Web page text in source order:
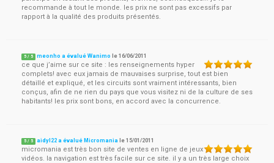
recommande à tout le monde. les prix ne sont pas excessifs par
rapport à la qualité des produits présentés.
5 / 5 meonho a évalué Wanimo le16/06/2011
ce que j’aime sur ce site : les renseignements hyper
complets! avec eux jamais de mauvaises surprise, tout est bien
détaillé et expliqué, et les circuits sont vraiment intéressants, bien
conçus, afin de ne rien du pays que vous visitez ni de la culture de ses
habitants! les prix sont bons, en accord avec la concurrence.
5 / 5 aidyl22 a évalué Micromania le15/01/2011
micromania est très bon site de ventes en ligne de jeux
vidéos. la navigation est très facile sur ce site. il y a un très large choix